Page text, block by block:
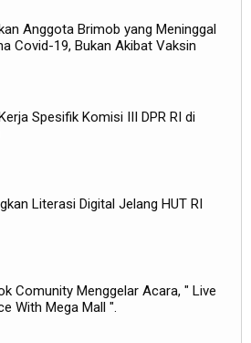
Anggota Brimob yang Meninggal
Covid-19, Bukan Akibat Vaksin
Spesifik Komisi III DPR RI di
Literasi Digital Jelang HUT RI
Comunity Menggelar Acara, " Live
With Mega Mall ".